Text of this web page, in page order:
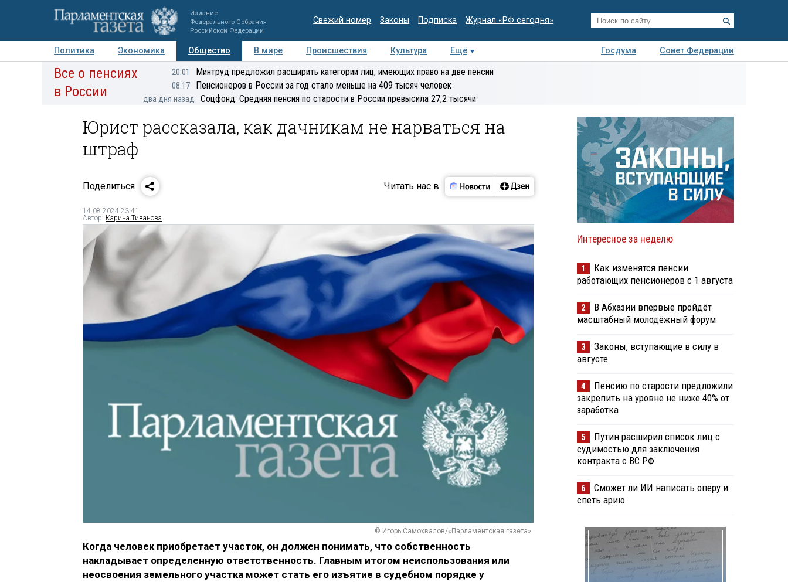
Издание
Федерального Собрания
Российской Федерации
Свежий номер Законы Подписка Журнал «РФ сегодня»
Политика Экономика Общество В мире Происшествия Культура Ещё Госдума
Совет Федерации
Авторы Персоны Мнения Регионы Медиацентр Интервью Колумнисты
Деловая
Все о пенсиях
в России
20:01 Минтруд предложил расширить категории лиц, имеющих право на две пенсии
08:17 Пенсионеров в России за год стало меньше на 409 тысяч человек
два дня назад Соцфонд: Средняя пенсия по старости в России превысила 27,2 тысячи
Юрист рассказала, как дачникам не нарваться на
штраф
Поделиться Читать нас в
14.08.2024 23:41
Автор: Карина Тиванова
© Игорь Самохвалов/«Парламентская газета»
Когда человек приобретает участок, он должен понимать, что собственность
накладывает определенную ответственность. Главным итогом неиспользования или
неосвоения земельного участка может стать его изъятие в судебном порядке у
Интересное за неделю
1
Как изменятся пенсии
работающих пенсионеров с 1 августа
2
В Абхазии впервые пройдёт
масштабный молодёжный форум
3
Законы, вступающие в силу в
августе
4
Пенсию по старости предложили
закрепить на уровне не ниже 40% от
заработка
5
Путин расширил список лиц с
судимостью для заключения
контракта с ВС РФ
6
Сможет ли ИИ написать оперу и
спеть арию